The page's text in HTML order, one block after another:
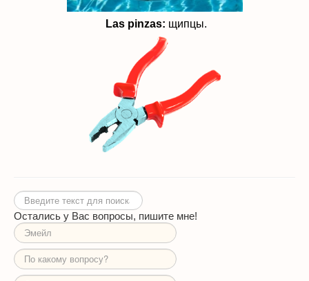
Las pinzas: щипцы.
Искать...
Остались у Вас вопросы, пишите мне!